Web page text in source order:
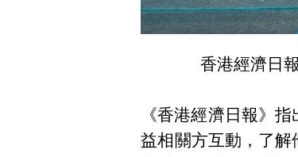
香港經濟日
《香港經濟日報》
益相關方互動，了解